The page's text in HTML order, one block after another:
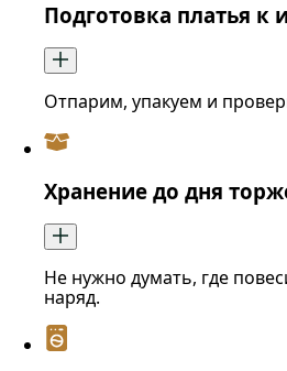
Подготовка платья к
Отпарим, упакуем и
Хранение до дня
Не нужно думать, где
наряд.